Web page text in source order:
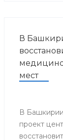
В
мест
В
проект